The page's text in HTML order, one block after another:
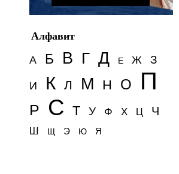
Алфавит
А
Б В Г Д Е Ж З
И К Л М Н О П
Р С Т У Ф Х Ц Ч
Ш Щ Э Ю Я